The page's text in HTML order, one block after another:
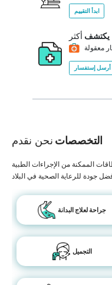
ابدأ التقييم
يكتشف أكثر
معقولة
أرسل إستفسار
التخصصات نحن نقدم
الممكنة من الإجراءات الطبية
جراحة لعلاج البدانة
التجميل